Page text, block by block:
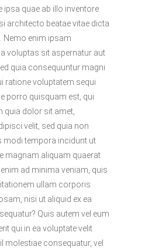
ipsa quae ab illo inventore
architecto beatae vitae dicta
Nemo enim ipsam
voluptas sit aspernatur aut
quia consequuntur magni
ratione voluptatem sequi
porro quisquam est, qui
quia dolor sit amet,
velit, sed quia non
modi tempora incidunt ut
magnam aliquam quaerat
ad minima veniam, quis
ullam corporis
nisi ut aliquid ex ea
Quis autem vel eum
qui in ea voluptate velit
molestiae consequatur, vel